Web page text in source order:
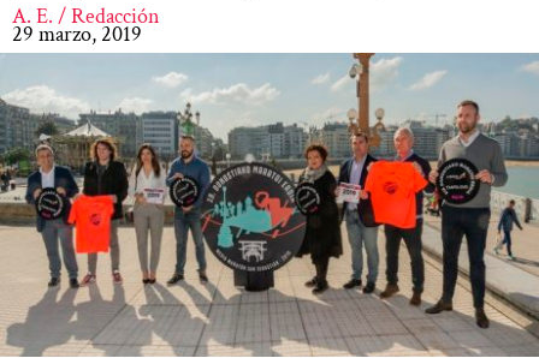
A. E. / Redacción
29 marzo, 2019